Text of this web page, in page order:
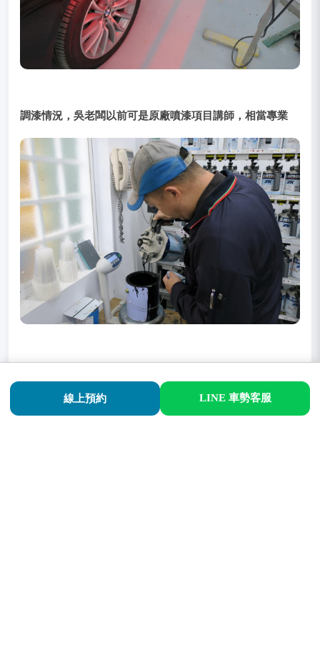
調漆情況，吳老闆以前可是原廠噴漆項目講師，相當專業
作，可說品質上比原廠更加講究，噴漆時裝備相當到位專業
線上預約 LINE 車勢客服